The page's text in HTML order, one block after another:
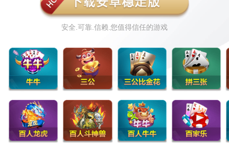
安全.可靠.信赖.您值得信任的游戏